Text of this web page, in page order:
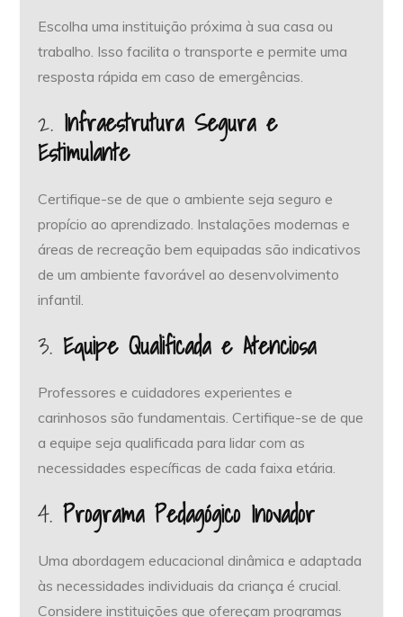
Escolha uma instituição próxima à sua casa ou
trabalho. Isso facilita o transporte e permite uma
resposta rápida em caso de emergências.
2. Infraestrutura Segura e
Estimulante
Certifique-se de que o ambiente seja seguro e
propício ao aprendizado. Instalações modernas e
áreas de recreação bem equipadas são indicativos
de um ambiente favorável ao desenvolvimento
infantil.
3.Equipe Qualificada e Atenciosa
Professores e cuidadores experientes e
carinhosos são fundamentais. Certifique-se de que
a equipe seja qualificada para lidar com as
necessidades específicas de cada faixa etária.
4.Programa Pedagógico Inovador
Uma abordagem educacional dinâmica e adaptada
às necessidades individuais da criança é crucial.
Considere instituições que ofereçam programas